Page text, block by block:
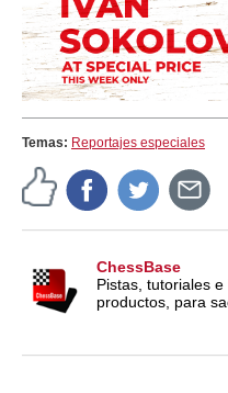
Temas: Reportajes especiales
ChessBase
Pistas, tutoriales
productos, para